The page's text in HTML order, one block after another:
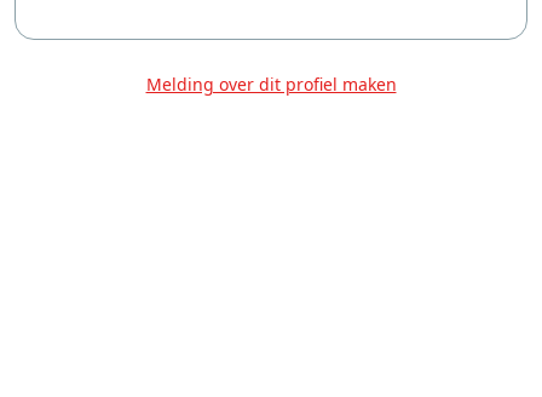
Melding over dit profiel maken